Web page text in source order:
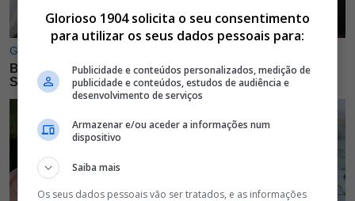
Glorioso 1904 solicita o seu consentimento
para utilizar os seus dados pessoais para:
Publicidade e conteúdos personalizados, medição de
publicidade e conteúdos, estudos de audiência e
desenvolvimento de serviços
Armazenar e/ou aceder a informações num
dispositivo
Saiba mais
Os seus dados pessoais vão ser tratados, e as informações